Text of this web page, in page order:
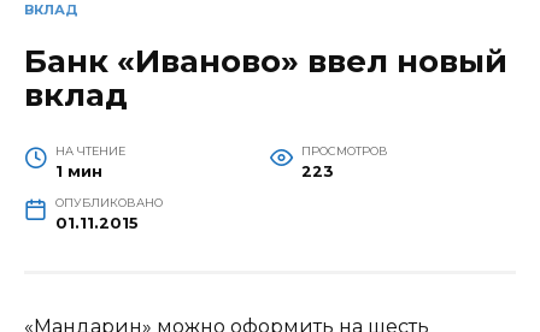
ВКЛАД
Банк «Иваново» ввел новый
вклад
НА ЧТЕНИЕ
1 мин
ПРОСМОТРОВ
223
ОПУБЛИКОВАНО
01.11.2015
«Мандарин» можно оформить на шесть